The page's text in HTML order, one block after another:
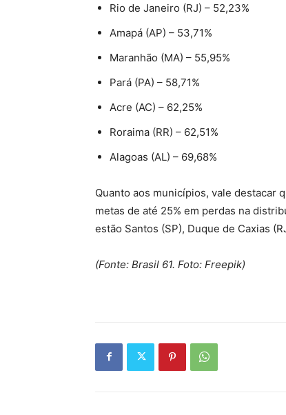
Rio de Janeiro (RJ) – 52,23%
Amapá (AP) – 53,71%
Maranhão (MA) – 55,95%
Pará (PA) – 58,71%
Acre (AC) – 62,25%
Roraima (RR) – 62,51%
Alagoas (AL) – 69,68%
Quanto aos municípios, vale destacar
metas de até 25% em perdas na
estão Santos (SP), Duque de Caxias
(Fonte: Brasil 61. Foto: Freepik)